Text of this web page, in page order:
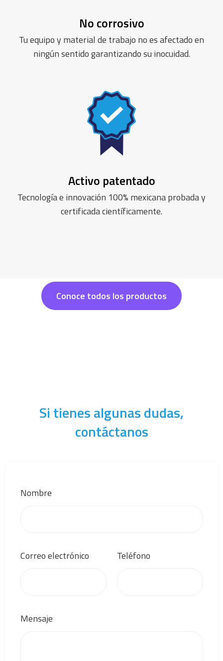
No corrosivo
Tu equipo y material de trabajo no es afectado en
ningún sentido garantizando su inocuidad.
Activo patentado
Tecnología e innovación 100% mexicana probada y
certificada científicamente.
Conoce todos los productos
Si tienes algunas dudas,
contáctanos
Nombre
Correo electrónico Teléfono
Mensaje